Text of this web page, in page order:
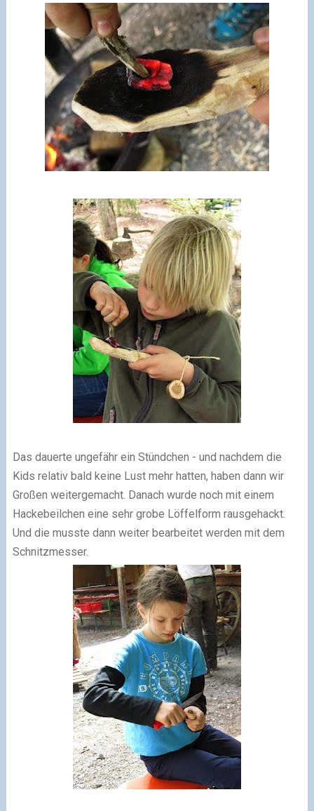
Das dauerte ungefähr ein Stündchen - und nachdem die
Kids relativ bald keine Lust mehr hatten, haben dann wir
Großen weitergemacht. Danach wurde noch mit einem
Hackebeilchen eine sehr grobe Löffelform rausgehackt.
Und die musste dann weiter bearbeitet werden mit dem
Schnitzmesser.